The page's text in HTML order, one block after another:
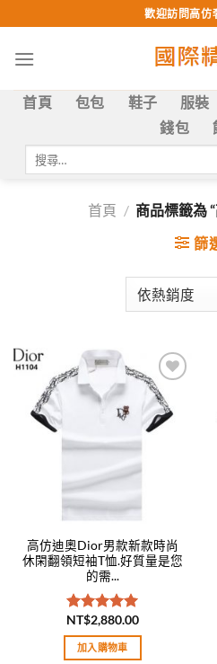
to
content
歡迎訪問高仿
首頁 包包 鞋子 服裝
錢包
首頁 / 商品標籤為
篩
Add to
wishlist
高仿迪奧Dior男款新款時尚
休閑翻領短袖T恤.好質量是您
的需...
評分5.00
滿分 5
NT$2,880.00
加入購物車